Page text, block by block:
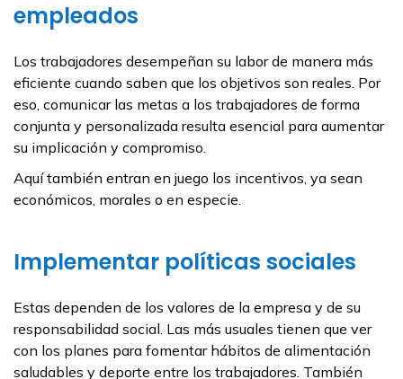
empleados
Los trabajadores desempeñan su labor de manera más
eficiente cuando saben que los objetivos son reales. Por
eso, comunicar las metas a los trabajadores de forma
conjunta y personalizada resulta esencial para aumentar
su implicación y compromiso.
Aquí también entran en juego los incentivos, ya sean
económicos, morales o en especie.
Implementar políticas sociales
Estas dependen de los valores de la empresa y de su
responsabilidad social. Las más usuales tienen que ver
con los planes para fomentar hábitos de alimentación
saludables y deporte entre los trabajadores. También